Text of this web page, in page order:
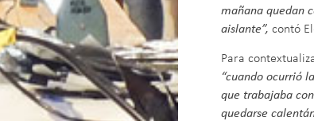
mañana quedan
aislante”, contó
Para
“cuando ocurrió
que trabajaba
quedarse